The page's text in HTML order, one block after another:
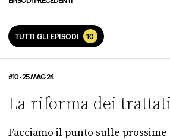
TUTTI GLI EPISODI 10
#10 - 25 MAG 24
La riforma dei
Facciamo il punto sulle